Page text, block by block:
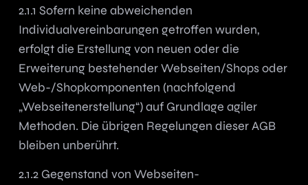
2.1.1 Sofern keine abweichenden
Individualvereinbarungen getroffen wurden,
erfolgt die Erstellung von neuen oder die
Erweiterung bestehender Webseiten/Shops oder
Web-/Shopkomponenten (nachfolgend
„Webseitenerstellung“) auf Grundlage agiler
Methoden. Die übrigen Regelungen dieser AGB
bleiben unberührt.
2.1.2 Gegenstand von Webseiten-